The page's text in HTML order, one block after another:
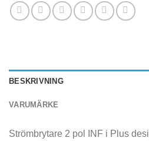
BESKRIVNING
VARUMÄRKE
Strömbrytare 2 pol INF i Plus